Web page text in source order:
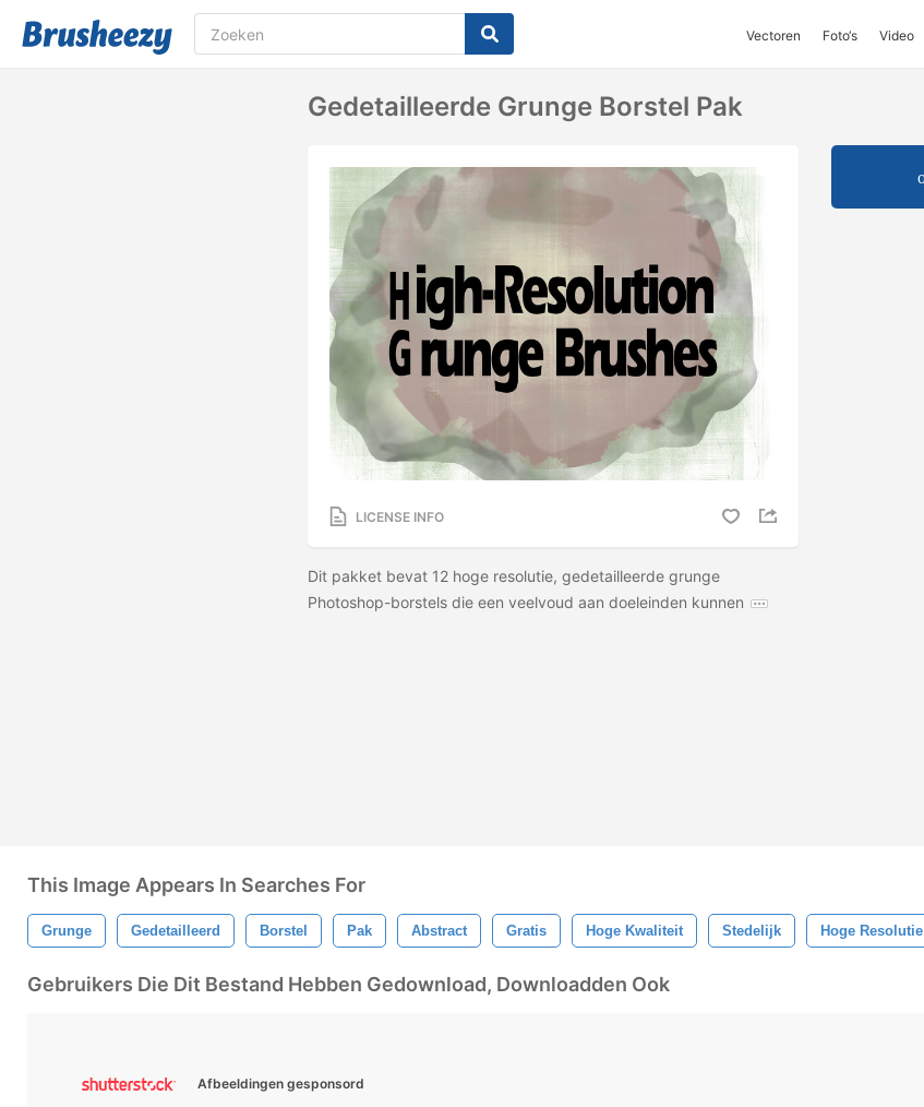
Vectoren Foto‘s Video
Gedetailleerde Grunge Borstel Pak
LICENSE INFO
Dit pakket bevat 12 hoge resolutie, gedetailleerde grunge
Photoshop-borstels die een veelvoud aan doeleinden kunnen
This Image Appears In Searches For
Grunge Gedetailleerd Borstel Pak Abstract Gratis Hoge Kwaliteit Stedelijk Hoge Resolutie
Gebruikers Die Dit Bestand Hebben Gedownload, Downloadden Ook
Afbeeldingen gesponsord